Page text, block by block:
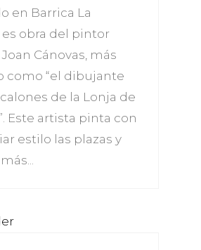
en Barrica La
obra del pintor
Cánovas, más
como “el dibujante
de la Lonja de
Este artista pinta con
estilo las plazas y